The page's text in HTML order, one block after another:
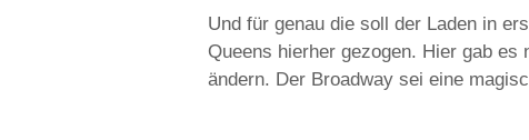
Und für genau die soll der Laden in
Queens hierher gezogen. Hier gab
ändern. Der Broadway sei eine